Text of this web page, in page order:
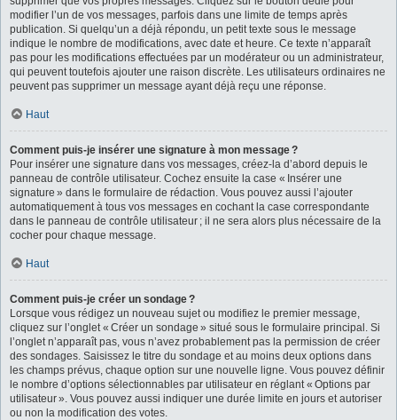
modifier l’un de vos messages, parfois dans une limite de temps après
publication. Si quelqu’un a déjà répondu, un petit texte sous le message
indique le nombre de modifications, avec date et heure. Ce texte n’apparaît
pas pour les modifications effectuées par un modérateur ou un administrateur,
qui peuvent toutefois ajouter une raison discrète. Les utilisateurs ordinaires ne
peuvent pas supprimer un message ayant déjà reçu une réponse.
Haut
Comment puis-je insérer une signature à mon message ?
Pour insérer une signature dans vos messages, créez-la d’abord depuis le
panneau de contrôle utilisateur. Cochez ensuite la case « Insérer une
signature » dans le formulaire de rédaction. Vous pouvez aussi l’ajouter
automatiquement à tous vos messages en cochant la case correspondante
dans le panneau de contrôle utilisateur ; il ne sera alors plus nécessaire de la
cocher pour chaque message.
Haut
Comment puis-je créer un sondage ?
Lorsque vous rédigez un nouveau sujet ou modifiez le premier message,
cliquez sur l’onglet « Créer un sondage » situé sous le formulaire principal. Si
l’onglet n’apparaît pas, vous n’avez probablement pas la permission de créer
des sondages. Saisissez le titre du sondage et au moins deux options dans
les champs prévus, chaque option sur une nouvelle ligne. Vous pouvez définir
le nombre d’options sélectionnables par utilisateur en réglant « Options par
utilisateur ». Vous pouvez aussi indiquer une durée limite en jours et autoriser
ou non la modification des votes.